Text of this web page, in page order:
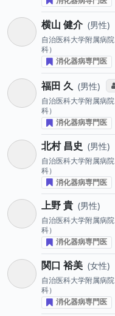
横山 健介 男性
自治医科大学附属病院
科）
消化器病専門医
福田 久 男性
自治医科大学附属病院
科）
消化器病専門医
北村 昌史 男性
自治医科大学附属病院
科）
消化器病専門医
上野 貴 男性
自治医科大学附属病院
科）
消化器病専門医
関口 裕美 女性
自治医科大学附属病院
科）
消化器病専門医